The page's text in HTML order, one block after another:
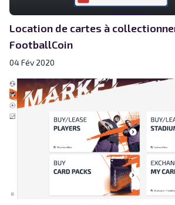
Location de cartes à
FootballCoin
04 Fév 2020